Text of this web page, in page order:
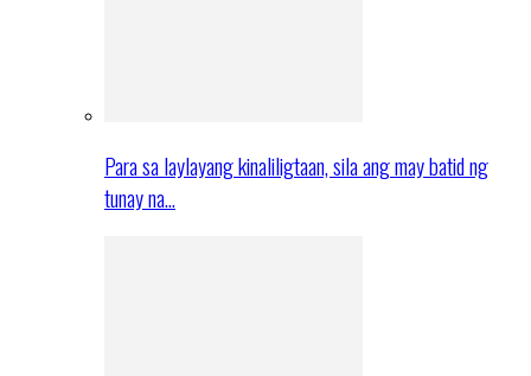
Para sa laylayang kinaliligtaan, sila ang may batid ng
tunay na…